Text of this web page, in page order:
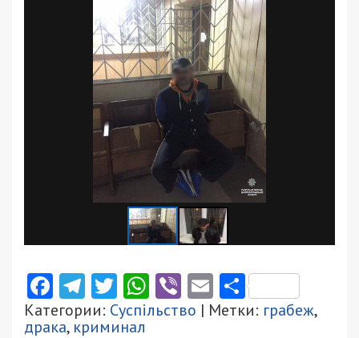
Facebook
Telegram
Twitter
WhatsApp
ViberEmail
Категории: Суспільство | Метки: грабеж,
драка, криминал